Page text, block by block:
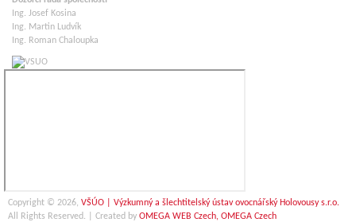
Ing. Josef Kosina
Ing. Martin Ludvík
Ing. Roman Chaloupka
Copyright © 2026, VŠÚO | Výzkumný a šlechtitelský ústav ovocnářský Holovousy s.r.o.
All Rights Reserved. | Created by OMEGA WEB Czech, OMEGA Czech